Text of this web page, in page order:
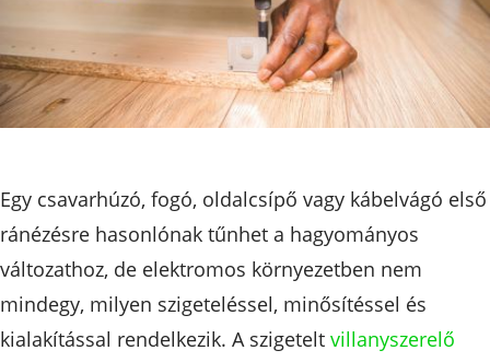
Egy csavarhúzó, fogó, oldalcsípő vagy kábelvágó első
ránézésre hasonlónak tűnhet a hagyományos
változathoz, de elektromos környezetben nem
mindegy, milyen szigeteléssel, minősítéssel és
kialakítással rendelkezik. A szigetelt villanyszerelő